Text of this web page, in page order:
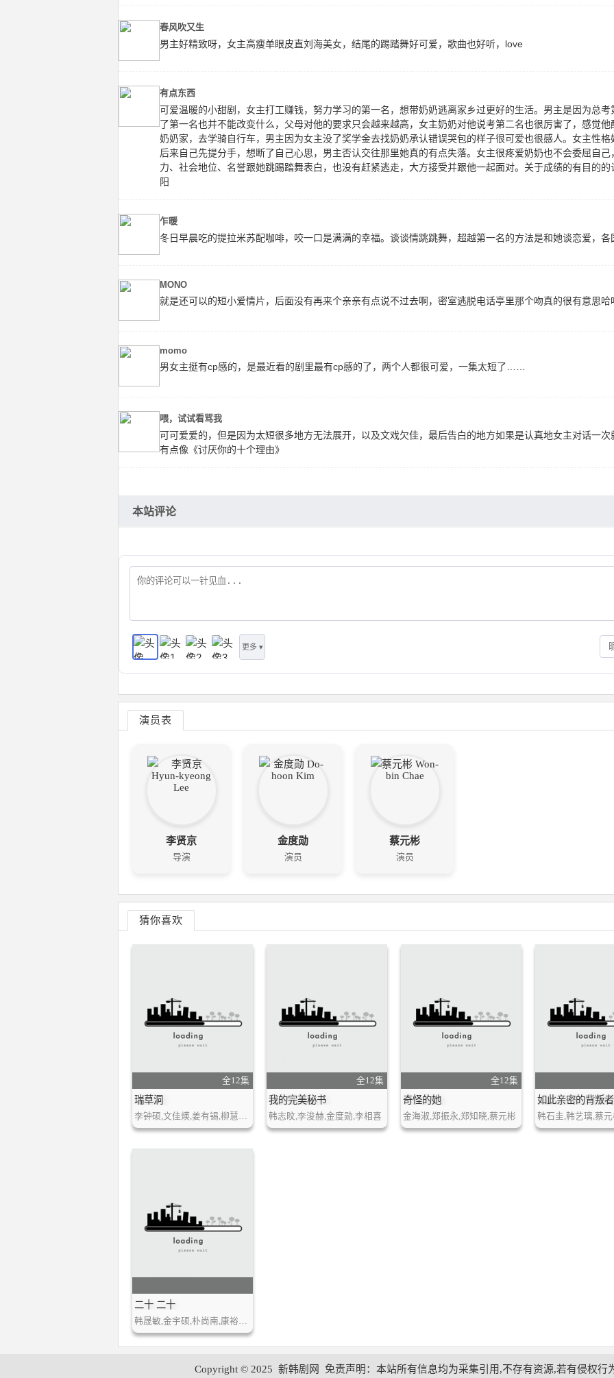
春风吹又生
男主好精致呀，女主高瘦单眼皮直刘海美女，结尾的踢踏舞好可爱，歌曲也好听，love
有点东西
可爱温暖的小甜剧，女主打工赚钱，努力学习的第一名，想带奶奶逃离家乡过更好的生活。男主是因为总
了第一名也并不能改变什么，父母对他的要求只会越来越高，女主奶奶对他说考第二名也很厉害了，感觉
奶奶家，去学骑自行车，男主因为女主没了奖学金去找奶奶承认错误哭包的样子很可爱也很感人。女主性
后来自己先提分手，想断了自己心思，男主否认交往那里她真的有点失落。女主很疼爱奶奶也不会委屈自
力、社会地位、名誉跟她跳踢踏舞表白，也没有赶紧逃走，大方接受并跟他一起面对。关于成绩的有目的
阳
乍暖
冬日早晨吃的提拉米苏配咖啡，咬一口是满满的幸福。谈谈情跳跳舞，超越第一名的方法是和她谈恋爱，
MONO
就是还可以的短小爱情片，后面没有再来个亲亲有点说不过去啊，密室逃脱电话亭里那个吻真的很有意思哈
momo
男女主挺有cp感的，是最近看的剧里最有cp感的了，两个人都很可爱，一集太短了……
喂，试试看骂我
可可爱爱的，但是因为太短很多地方无法展开，以及文戏欠佳，最后告白的地方如果是认真地女主对话一
有点像《讨厌你的十个理由》
本站评论
更多 ▾
演员表
李贤京
导演
金度勋
演员
蔡元彬
演员
猜你喜欢
全12集
瑞草洞
李钟硕,文佳煐,姜有锡,柳慧英,林成宰,尹均相,金度勋
全12集
我的完美秘书
韩志旼,李浚赫,金度勋,李相喜
全12集
奇怪的她
金海淑,郑振永,郑知晓,蔡元彬
如此亲密的背叛者
韩石圭,韩艺璃,蔡
二十 二十
Copyright © 2025 新韩剧网 免责声明：本站所有信息均为采集引用,不存有资源,若有侵权行